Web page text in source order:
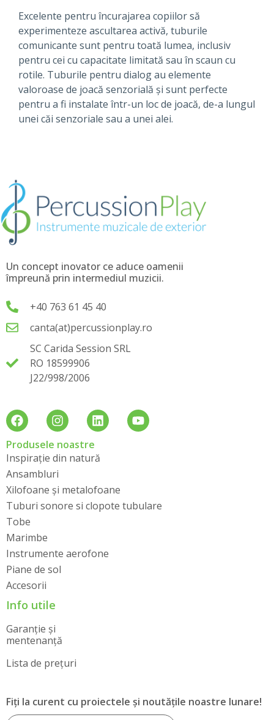
Excelente pentru încurajarea copiilor să
experimenteze ascultarea activă, tuburile
comunicante sunt pentru toată lumea, inclusiv
pentru cei cu capacitate limitată sau în scaun cu
rotile. Tuburile pentru dialog au elemente
valoroase de joacă senzorială și sunt perfecte
pentru a fi instalate într-un loc de joacă, de-a lungul
unei căi senzoriale sau a unei alei.
Un concept inovator ce aduce oamenii
împreună prin intermediul muzicii.
+40 763 61 45 40
canta(at)percussionplay.ro
SC Carida Session SRL
RO 18599906
J22/998/2006
Produsele noastre
Inspirație din natură
Ansambluri
Xilofoane și metalofoane
Tuburi sonore si clopote tubulare
Tobe
Marimbe
Instrumente aerofone
Piane de sol
Accesorii
Info utile
Garanție și
mentenanță
Lista de prețuri
Fiți la curent cu proiectele și noutățile noastre lunare!